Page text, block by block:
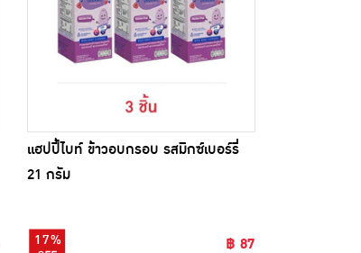
แฮปปี้ไบท์ ข้าวอบกรอบ รสมิกซ์เบอร์รี่
21 กรัม
17% ฿ 87